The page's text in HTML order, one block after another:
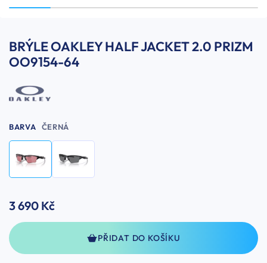
BRÝLE OAKLEY HALF JACKET 2.0 PRIZM
OO9154-64
BARVA ČERNÁ
3 690 Kč
PŘIDAT DO KOŠÍKU